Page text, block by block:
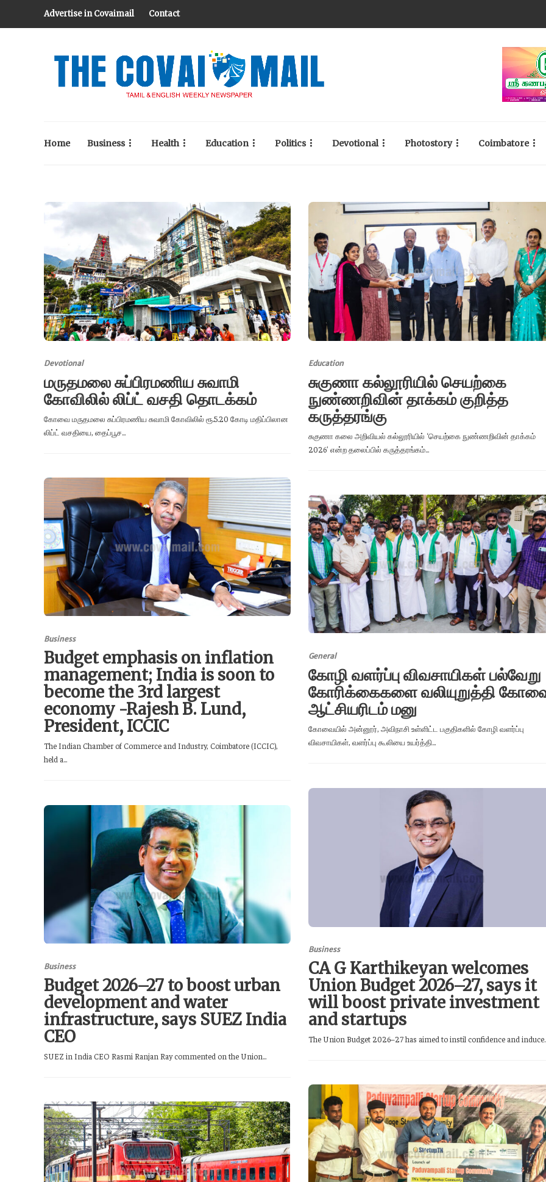
Advertise in Covaimail Contact
Home Business Health Education Politics Devotional Photostory Coimbatore
Devotional
மருதமலை சுப்பிரமணிய சுவாமி
கோவிலில் லிப்ட் வசதி தொடக்கம்
கோவை மருதமலை சுப்பிரமணிய சுவாமி கோவிலில் ரூ.5.20 கோடி மதிப்பிலான
லிப்ட் வசதியை, தைப்பூச...
Education
சுகுணா கல்லூரியில் செயற்கை
நுண்ணறிவின் தாக்கம் குறித்த
கருத்தரங்கு
சுகுணா கலை அறிவியல் கல்லூரியில் ‘செயற்கை நுண்ணறிவின் தாக்கம்
2026’ என்ற தலைப்பில் கருத்தரங்கம்...
Business
Budget emphasis on inflation
management; India is soon to
become the 3rd largest
economy -Rajesh B. Lund,
President, ICCIC
The Indian Chamber of Commerce and Industry, Coimbatore (ICCIC),
held a...
General
கோழி வளர்ப்பு விவசாயிகள் பல்வேறு
கோரிக்கைகளை வலியுறுத்தி
ஆட்சியரிடம் மனு
கோவையில் அன்னூர், அவிநாசி உள்ளிட்ட பகுதிகளில் கோழி வளர்ப்பு
விவசாயிகள், வளர்ப்பு கூலியை உயர்த்தி...
Business
CA G Karthikeyan welcomes
Union Budget 2026–27, says it
will boost private investment
and startups
The Union Budget 2026–27 has aimed to instil confidence and
Business
Budget 2026–27 to boost urban
development and water
infrastructure, says SUEZ India
CEO
SUEZ in India CEO Rasmi Ranjan Ray commented on the Union...